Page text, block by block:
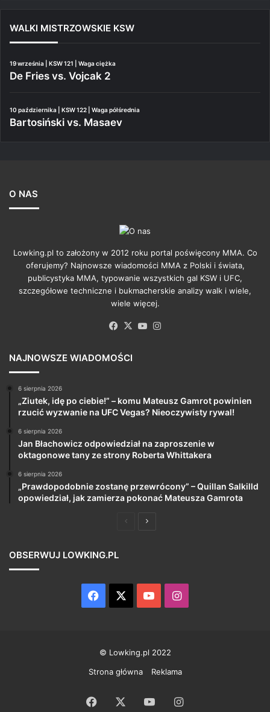
WALKI MISTRZOWSKIE KSW
19 września | KSW 121 | Waga ciężka
De Fries vs. Vojcak 2
10 października | KSW 122 | Waga półśrednia
Bartosiński vs. Masaev
O NAS
Lowking.pl to założony w 2012 roku portal poświęcony MMA. Co
oferujemy? Najnowsze wiadomości MMA z Polski i świata,
publicystyka MMA, typowanie wszystkich gal KSW i UFC,
szczegółowe techniczne i bukmacherskie analizy walk i wiele,
wiele więcej.
Facebook
X YouTube
NAJNOWSZE WIADOMOŚCI
6 sierpnia 2026
„Ziutek, idę po ciebie!” – komu Mateusz Gamrot powinien
rzucić wyzwanie na UFC Vegas? Nieoczywisty rywal!
6 sierpnia 2026
Jan Błachowicz odpowiedział na zaproszenie w
oktagonowe tany ze strony Roberta Whittakera
6 sierpnia 2026
„Prawdopodobnie zostanę przewrócony” – Quillan Salkilld
opowiedział, jak zamierza pokonać Mateusza Gamrota
PoprzedniaNastępna
OBSERWUJ LOWKING.PL
Facebook YouTubeInstagram
© Lowking.pl 2022
Strona główna
Reklama
Facebook YouTubeInstagram